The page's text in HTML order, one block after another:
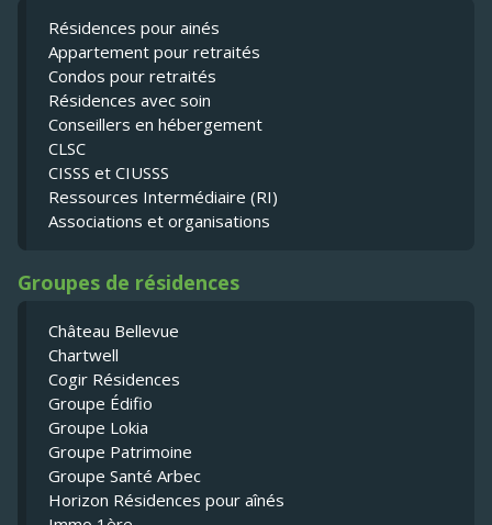
Résidences pour ainés
Appartement pour retraités
Condos pour retraités
Résidences avec soin
Conseillers en hébergement
CLSC
CISSS et CIUSSS
Ressources Intermédiaire (RI)
Associations et organisations
Groupes de résidences
Château Bellevue
Chartwell
Cogir Résidences
Groupe Édifio
Groupe Lokia
Groupe Patrimoine
Groupe Santé Arbec
Horizon Résidences pour aînés